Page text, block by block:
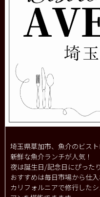
埼玉県草加市、魚介のビス
新鮮な魚介ランチが人気！
夜は誕生日/記念日にぴった
おすすめは毎日市場から仕
カリフォルニアで修行した